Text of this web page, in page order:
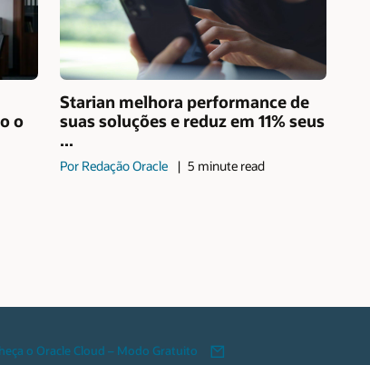
o
Starian melhora performance de
suas soluções e reduz em 11% seus
...
Por Redação Oracle 5 minute read
o Oracle Cloud – Modo Gratuito